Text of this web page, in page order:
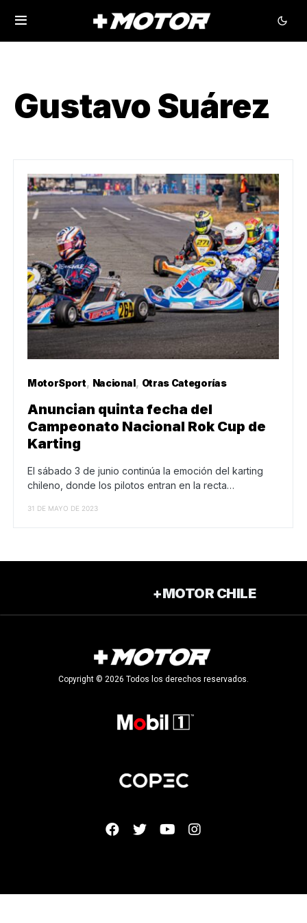
Gustavo Suárez
MotorSport Nacional Otras Categorías
Anuncian quinta fecha del
Campeonato Nacional Rok Cup de
Karting
El sábado 3 de junio continúa la emoción del karting
chileno, donde los pilotos entran en la recta…
31 DE MAYO DE 2023
+MOTOR CHILE
Copyright © 2026 Todos los derechos reservados.